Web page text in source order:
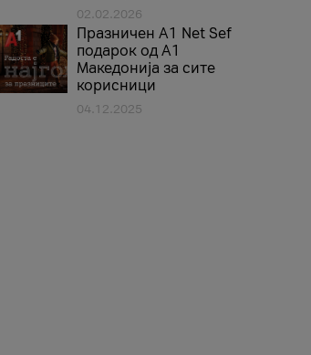
02.02.2026
Празничен A1 Net Sеf
подарок од А1
Македонија за сите
корисници
04.12.2025